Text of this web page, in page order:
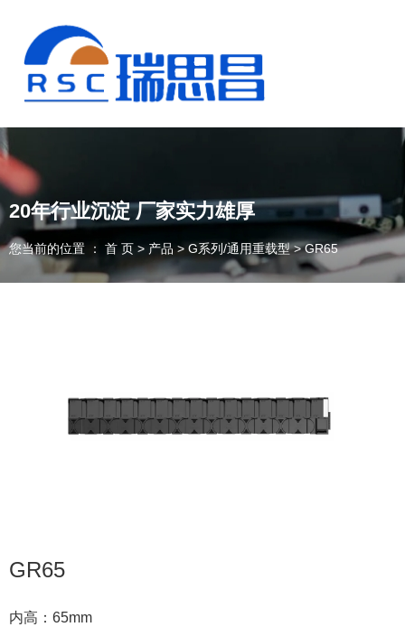
20年行业沉淀 厂家实力雄厚
您当前的位置 ： 首 页 > 产品 > G系列/通用重载型 >GR65
GR65
内高：65mm